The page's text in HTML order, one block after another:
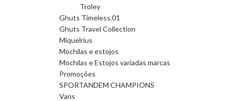
Troley
Ghuts Timeless.01
Ghuts Travel Collection
Miquelrius
Mochilas e estojos
Mochilas e Estojos variadas marcas
Promoções
SPORTANDEM CHAMPIONS
Vans